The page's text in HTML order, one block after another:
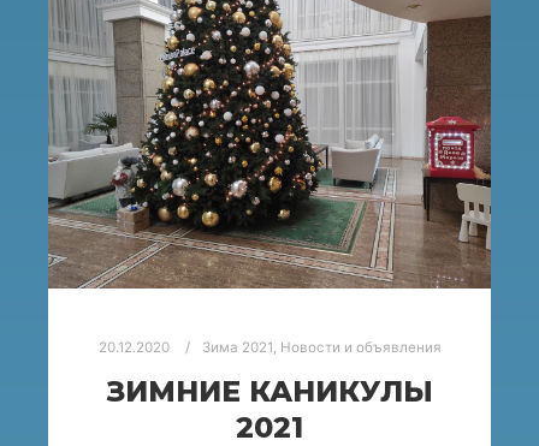
20.12.2020 Зима 2021 Новости и объявления
ЗИМНИЕ КАНИКУЛЫ
2021